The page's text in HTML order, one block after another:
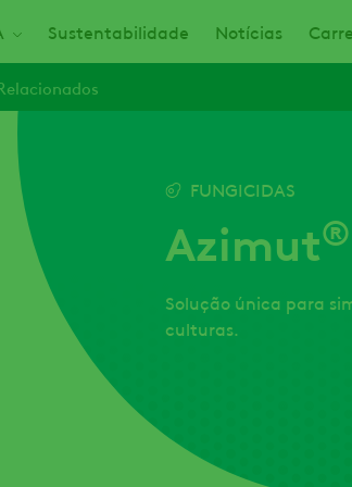
Sustentabilidade Notícias
FUNGICIDAS
Azimut®
Solução única para
culturas.